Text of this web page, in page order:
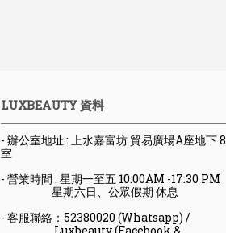
LUXBEAUTY 資料
- 辦公室地址 : 上水嘉富坊 貿易廣場A座地下 8
室
- 營業時間 : 星期一至五 10:00AM -17:30 PM
星期六日、公眾假期 休息
- 客服聯絡：52380020 (Whatsapp) /